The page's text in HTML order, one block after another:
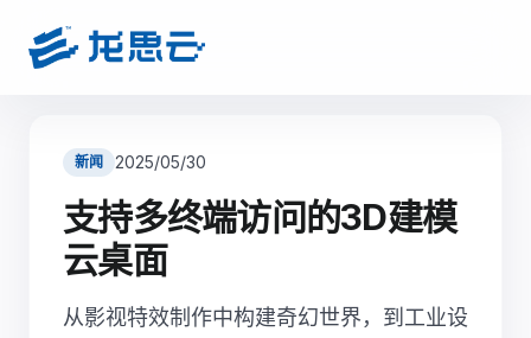
新闻 2025/05/30
支持多终端访问的3D建模
云桌面
从影视特效制作中构建奇幻世界，到工业设